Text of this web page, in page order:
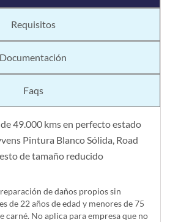
Requisitos
Documentación
Faqs
49.000 kms en perfecto estado
Pintura Blanco Sólida, Road
de tamaño reducido
de daños propios sin
de 22 años de edad y menores de 75
carné. No aplica para empresa que no